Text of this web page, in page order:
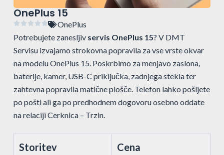
OnePlus 15
    
OnePlus
Potrebujete zanesljiv servis OnePlus 15? V DMT
Servisu izvajamo strokovna popravila za vse vrste okvar
na modelu OnePlus 15. Poskrbimo za menjavo zaslona,
baterije, kamer, USB-C priključka, zadnjega stekla ter
zahtevna popravila matične plošče. Telefon lahko pošljete
po pošti ali ga po predhodnem dogovoru osebno oddate
na relaciji Cerknica – Trzin.
Storitev Cena